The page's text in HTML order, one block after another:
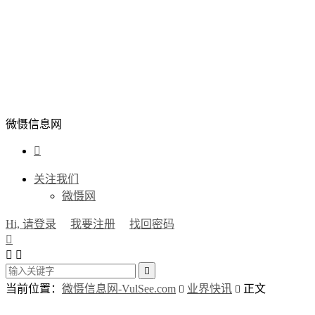
微慑信息网

关注我们
微慑网
Hi, 请登录 我要注册
找回密码

 

当前位置： 微慑信息网-VulSee.com  业界快讯  正文